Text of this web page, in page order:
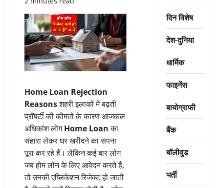
Home Loan Rejection
Reasonsशहरी इलाकों में बढ़ती
प्रॉपर्टी की कीमतों के कारण आजकल
अधिकांश लोगHome Loanका
सहारा लेकर घर खरीदने का सपना
पूरा कर रहे हैं। लेकिन कई बार लोग
जब होम लोन के लिए आवेदन करते हैं,
तो उनकी एप्लिकेशन रिजेक्ट हो जाती
दिन विशेष
देश-दुनिया
धार्मिक
फाइनेंस
बायोग्राफी
बैंक
बॉलीवुड
भर्ती